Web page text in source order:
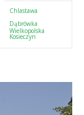
Chlastawa
Dąbrówka
Wielkopolska
Kosieczyn